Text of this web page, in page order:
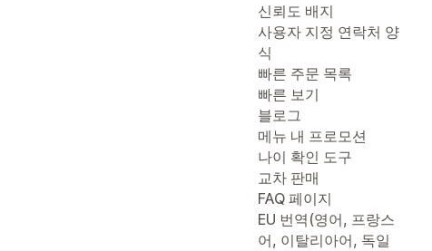
신뢰도 배지
사용자 지정 연락처 양
식
빠른 주문 목록
빠른 보기
블로그
메뉴 내 프로모션
나이 확인 도구
교차 판매
FAQ 페이지
EU 번역(영어, 프랑스
어, 이탈리아어, 독일